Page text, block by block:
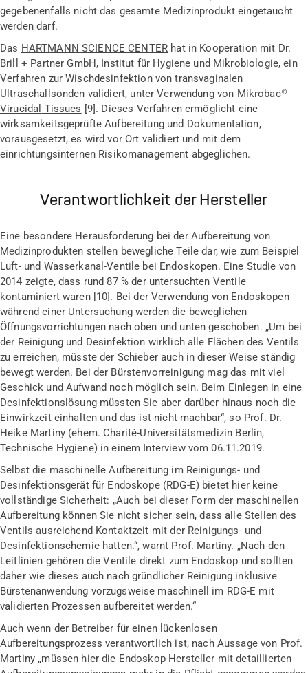
gegebenenfalls nicht das gesamte Medizinprodukt eingetaucht
werden darf.
Das HARTMANN SCIENCE CENTER hat in Kooperation mit Dr.
Brill + Partner GmbH, Institut für Hygiene und Mikrobiologie, ein
Verfahren zurWischdesinfektion von transvaginalen
Ultraschallsonden validiert, unter Verwendung von Mikrobac®
Virucidal Tissues 9 ]. Dieses Verfahren ermöglicht eine
wirksamkeitsgeprüfte Aufbereitung und Dokumentation,
vorausgesetzt, es wird vor Ort validiert und mit dem
einrichtungsinternen Risikomanagement abgeglichen.
Verantwortlichkeit der Hersteller
Eine besondere Herausforderung bei der Aufbereitung von
Medizinprodukten stellen bewegliche Teile dar, wie zum Beispiel
Luft- und Wasserkanal-Ventile bei Endoskopen. Eine Studie von
2014 zeigte, dass rund 87 % der untersuchten Ventile
kontaminiert waren [10]. Bei der Verwendung von Endoskopen
während einer Untersuchung werden die beweglichen
Öffnungsvorrichtungen nach oben und unten geschoben. „Um bei
der Reinigung und Desinfektion wirklich alle Flächen des Ventils
zu erreichen, müsste der Schieber auch in dieser Weise ständig
bewegt werden. Bei der Bürstenvorreinigung mag das mit viel
Geschick und Aufwand noch möglich sein. Beim Einlegen in eine
Desinfektionslösung müssten Sie aber darüber hinaus noch die
Einwirkzeit einhalten und das ist nicht machbar“, so Prof. Dr.
Heike Martiny (ehem.Charité-Universitätsmedizin Berlin,
Technische Hygiene) in einem Interview vom 06.11.2019.
Selbst die maschinelle Aufbereitung im Reinigungs- und
Desinfektionsgerät für Endoskope(RDG-E) bietet hier keine
vollständige Sicherheit: „Auch bei dieser Form der maschinellen
Aufbereitung können Sie nicht sicher sein, dass alle Stellen des
Ventils ausreichend Kontaktzeit mit der Reinigungs- und
Desinfektionschemie hatten.“, warnt Prof. Martiny. „Nach den
Leitlinien gehören die Ventile direkt zum Endoskop und sollten
daherwie dieses auch nach gründlicher Reinigung inklusive
Bürstenanwendung vorzugsweise maschinell im RDG-E mit
validierten Prozessen aufbereitet werden.“
Auch wenn der Betreiber für einen lückenlosen
Aufbereitungsprozess verantwortlich ist, nach Aussage von Prof.
Martiny „müssen hier die Endoskop-Hersteller mit detaillierten